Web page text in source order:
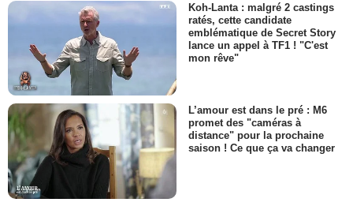
Koh-Lanta : malgré 2 castings
ratés, cette candidate
emblématique de Secret Story
lance un appel à TF1 ! "C'est
mon rêve"
L’amour est dans le pré : M6
promet des "caméras à
distance" pour la prochaine
saison ! Ce que ça va changer